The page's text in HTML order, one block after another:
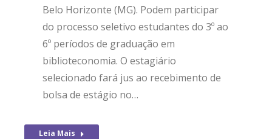
Belo Horizonte (MG). Podem participar
do processo seletivo estudantes do 3º ao
6º períodos de graduação em
biblioteconomia. O estagiário
selecionado fará jus ao recebimento de
bolsa de estágio no…
Leia Mais